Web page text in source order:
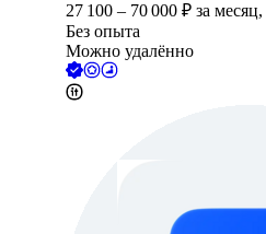
27 100 – 70 000 ₽ за месяц,
Без опыта
Можно удалённо